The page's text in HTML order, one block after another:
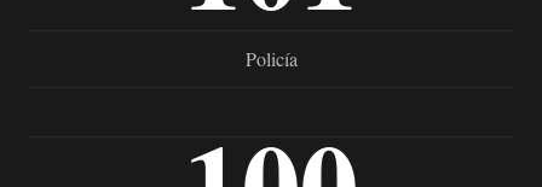
Policía